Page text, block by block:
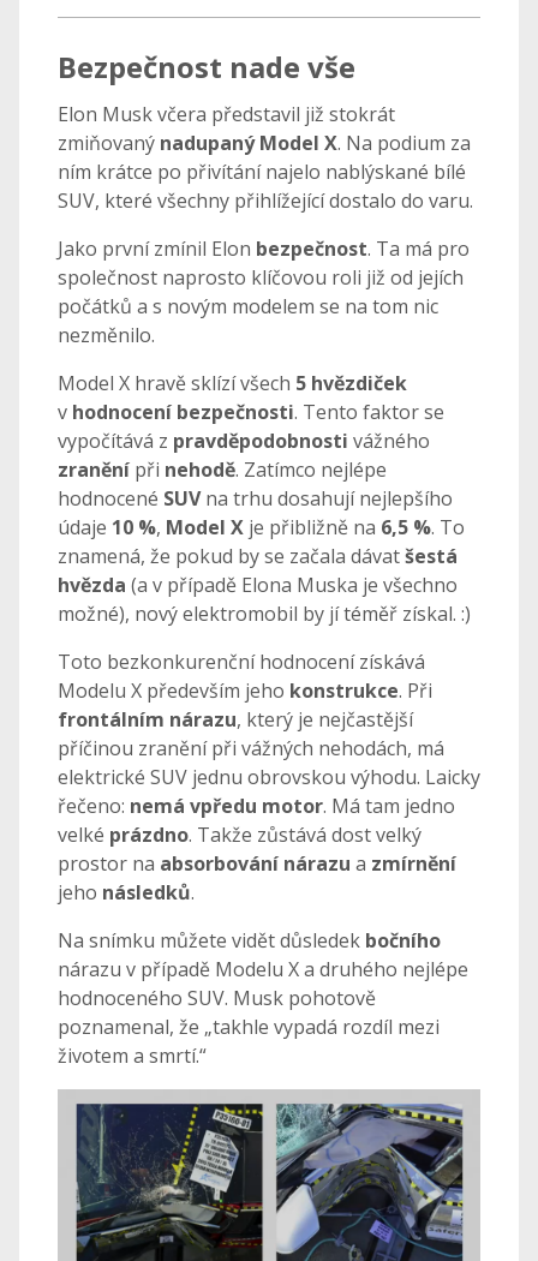
Bezpečnost nade vše
Elon Musk včera představil již stokrát
zmiňovaný nadupaný Model X. Na podium za
ním krátce po přivítání najelo nablýskané bílé
SUV, které všechny přihlížející dostalo do varu.
Jako první zmínil Elon bezpečnost. Ta má pro
společnost naprosto klíčovou roli již od jejích
počátků a s novým modelem se na tom nic
nezměnilo.
Model X hravě sklízí všech 5 hvězdiček
v hodnocení bezpečnosti. Tento faktor se
vypočítává z pravděpodobnosti vážného
zranění při nehodě. Zatímco nejlépe
hodnocené SUVna trhu dosahují nejlepšího
údaje 10 %, Model X je přibližně na 6,5 %. To
znamená, že pokud by se začala dávatšestá
hvězda (a v případě Elona Muska je všechno
možné), nový elektromobil by jí téměř získal. :)
Toto bezkonkurenční hodnocení získává
Modelu X především jeho konstrukce. Při
frontálním nárazu, který je nejčastější
příčinou zranění při vážných nehodách, má
elektrické SUV jednu obrovskou výhodu. Laicky
řečeno: nemá vpředu motor. Má tam jedno
velké prázdno. Takže zůstává dost velký
prostor na absorbování nárazu a zmírnění
jeho následků.
Na snímku můžete vidět důsledek bočního
nárazu v případě Modelu X a druhého nejlépe
hodnoceného SUV. Musk pohotově
poznamenal, že „takhle vypadá rozdíl mezi
životem a smrtí.“